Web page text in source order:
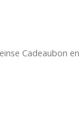
Cadeaubon en